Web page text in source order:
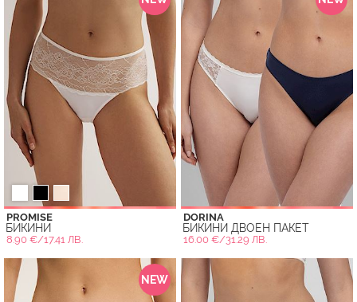
PROMISE
БИКИНИ
8.90 €/17.41 ЛВ.
DORINA
БИКИНИ ДВОЕН ПАКЕТ
16.00 €/31.29 ЛВ.
NEW